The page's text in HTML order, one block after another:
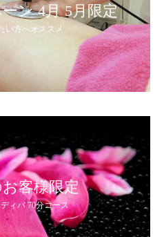
ン 4月 5月限定
い方へオススメ
客様限定
ィバ 70分コース